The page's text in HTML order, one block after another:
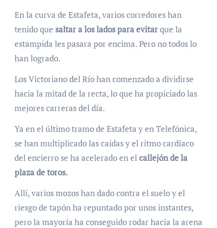
En la curva de Estafeta, varios corredores han
tenido que saltar a los lados para evitarque la
estampida les pasara por encima. Pero no todos lo
han logrado.
Los Victoriano del Río han comenzado a dividirse
hacia la mitad de la recta, lo que ha propiciado las
mejores carreras del día.
Ya en el último tramo de Estafeta y en Telefónica,
se han multiplicado las caídas y el ritmo cardíaco
del encierro se ha acelerado en elcallejón de la
plaza de toros.
Allí, varios mozos han dado contra el suelo y el
riesgo de tapón ha repuntado por unos instantes,
pero la mayoría ha conseguido rodar hacia la arena